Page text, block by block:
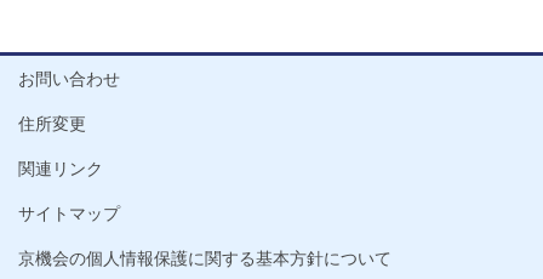
お問い合わせ
住所変更
関連リンク
サイトマップ
京機会の個人情報保護に関する基本方針について